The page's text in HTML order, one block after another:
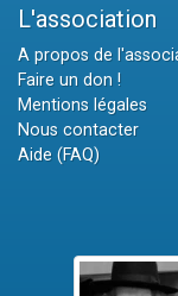
L'association
A propos de
Faire un don !
Mentions légales
Nous contacter
Aide (FAQ)